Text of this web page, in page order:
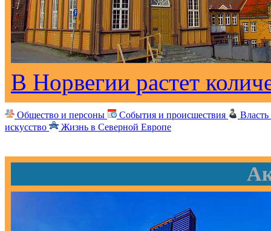
В Норвегии растет
Общество и персоны События и происшествия
искусство
Жизнь в Северной Европе